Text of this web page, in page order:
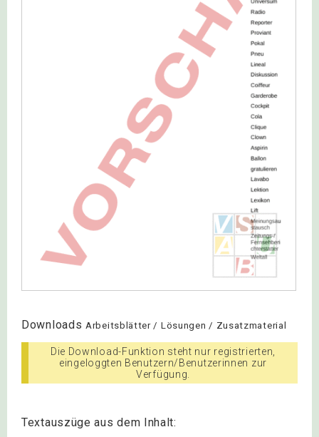
Downloads Arbeitsblätter / Lösungen / Zusatzmaterial
Die Download-Funktion steht nur registrierten,
eingeloggten Benutzern/Benutzerinnen zur
Verfügung.
Textauszüge aus dem Inhalt: